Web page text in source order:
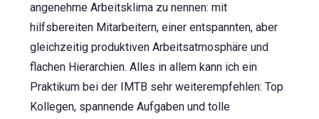
angenehme Arbeitsklima zu nennen: mit
hilfsbereiten Mitarbeitern, einer entspannten, aber
gleichzeitig produktiven Arbeitsatmosphäre und
flachen Hierarchien. Alles in allem kann ich ein
Praktikum bei der IMTB sehr weiterempfehlen: Top
Kollegen, spannende Aufgaben und tolle